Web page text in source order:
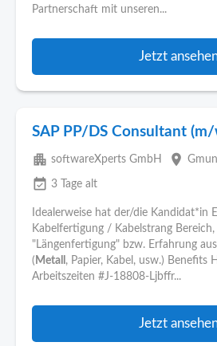
Partnerschaft mit unseren...
Jetzt
SAP PP/DS Consultant
apartment softwareXperts GmbH place
event_available 3 Tage alt
Idealerweise hat der/die Kandidat*in
Kabelfertigung / Kabelstrang Bereich,
"Längenfertigung" bzw. Erfahrung
( Metall , Papier, Kabel, usw.) Benefits
Arbeitszeiten #J-18808-Ljbffr...
Jetzt